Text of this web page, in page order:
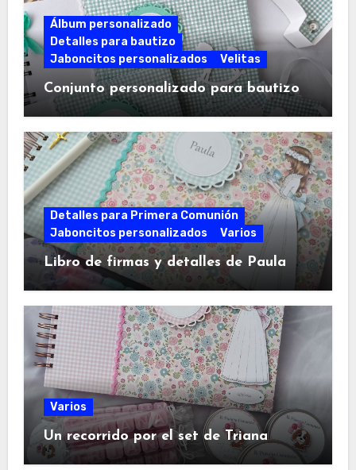
Álbum personalizado
Detalles para bautizo
Jaboncitos personalizados
Velitas
Conjunto personalizado para bautizo
Detalles para Primera Comunión
Jaboncitos personalizados
Varios
Libro de firmas y detalles de Paula
Varios
Un recorrido por el set de Triana